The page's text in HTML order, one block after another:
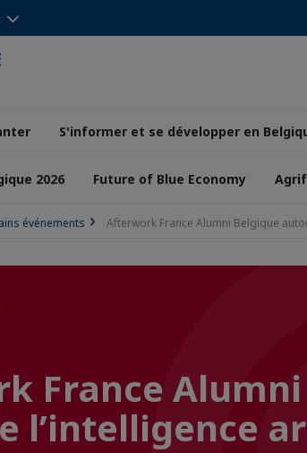
S'informer et se développer en
2026 Future of Blue Economy
événements Afterwork France Alumni Belgique
France
l’intelligence